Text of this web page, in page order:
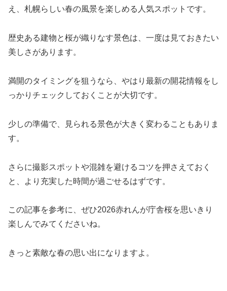
え、札幌らしい春の風景を楽しめる人気スポットです。
歴史ある建物と桜が織りなす景色は、一度は見ておきたい
美しさがあります。
満開のタイミングを狙うなら、やはり最新の開花情報をし
っかりチェックしておくことが大切です。
少しの準備で、見られる景色が大きく変わることもありま
す。
さらに撮影スポットや混雑を避けるコツを押さえておく
と、より充実した時間が過ごせるはずです。
この記事を参考に、ぜひ2026赤れんが庁舎桜を思いきり
楽しんでみてくださいね。
きっと素敵な春の思い出になりますよ。